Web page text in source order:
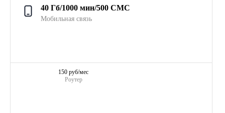
40 Гб/1000 мин/500 СМС
Мобильная связь
Роутер
150 руб/мес